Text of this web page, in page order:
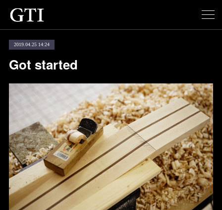
2019.04.25 14:24
Got started